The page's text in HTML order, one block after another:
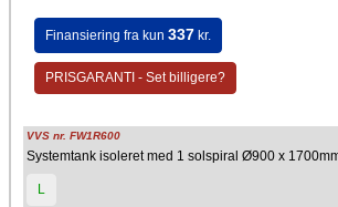
forlænge levetiden på dit pillefyr men også kan
varmeøkonomien. Pellaque beholderen er lavet i
designet på en sådan måde, at
temperaturniveau i buffercylinderen. Alle pumper
varmekredsløb kan monteres sammen med
forenklet installation.
Producent
Finansiering fra kun 337kr.
PRISGARANTI - Set billigere?
VVS nr. FW1R600
Systemtank isoleret med 1 solspiral Ø900 x
L